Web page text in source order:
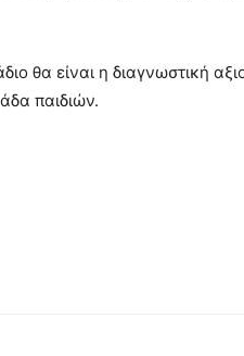
θα είναι η διαγνωστική
παιδιών.